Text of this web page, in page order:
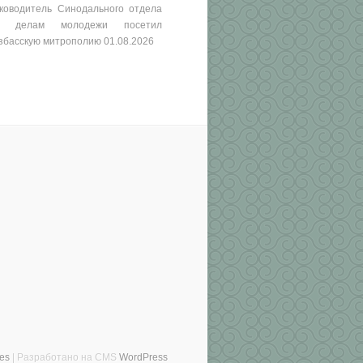
Синодального отдела
делам молодежи посетил
митрополию 01.08.2026
| Разработано на CMS WordPress